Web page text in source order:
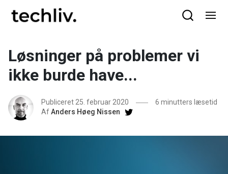
Løsninger på problemer vi
ikke burde have...
Publiceret 25. februar 2020
6 minutters læsetid
AfAnders Høeg Nissen